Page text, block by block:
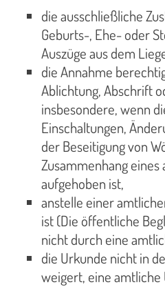
die ausschließliche
Geburts-, Ehe- oder
Auszüge aus dem
die Annahme
Ablichtung, Abschrift
insbesondere, wenn
Einschaltungen,
der Beseitigung von
Zusammenhang
aufgehoben ist,
anstelle einer
ist (Die öffentliche
nicht durch eine
die Urkunde nicht in
weigert, eine amtliche